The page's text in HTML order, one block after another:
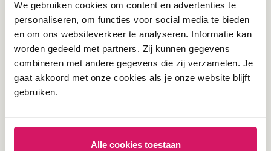
We gebruiken cookies om content en advertenties te
personaliseren, om functies voor social media te bieden
en om ons websiteverkeer te analyseren. Informatie kan
worden gedeeld met partners. Zij kunnen gegevens
combineren met andere gegevens die zij verzamelen. Je
gaat akkoord met onze cookies als je onze website blijft
gebruiken.
Alle cookies toestaan
UX & 3D Designer
Dare to be digital?